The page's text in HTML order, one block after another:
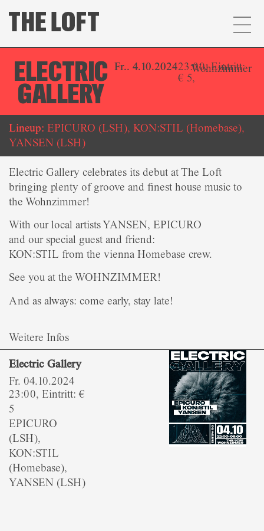
ELECTRIC
GALLERY
Fr.. 4.10.202423:00, Eintritt:
€ 5,
Wohnzimmer
Lineup: EPICURO (LSH), KON:STIL (Homebase),
YANSEN (LSH)
Electric Gallery celebrates its debut at The Loft
bringing plenty of groove and finest house music to
the Wohnzimmer!
With our local artists YANSEN, EPICURO
and our special guest and friend:
KON:STIL from the vienna Homebase crew.
See you at the WOHNZIMMER!
And as always: come early, stay late!
Weitere Infos
Electric Gallery
Fr. 04.10.2024
23:00, Eintritt: €
5
EPICURO
(LSH),
KON:STIL
(Homebase),
YANSEN (LSH)